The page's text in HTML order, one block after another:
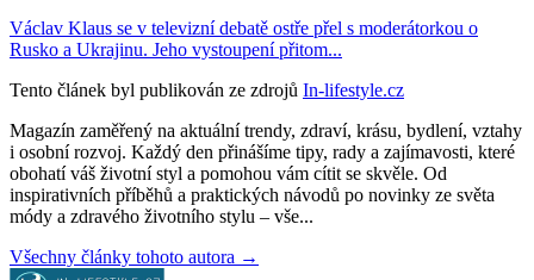
Václav Klaus se v televizní debatě ostře přel s moderátorkou o
Rusko a Ukrajinu. Jeho vystoupení přitom...
Tento článek byl publikován ze zdrojů In-lifestyle.cz
Magazín zaměřený na aktuální trendy, zdraví, krásu, bydlení, vztahy
i osobní rozvoj. Každý den přinášíme tipy, rady a zajímavosti, které
obohatí váš životní styl a pomohou vám cítit se skvěle. Od
inspirativních příběhů a praktických návodů po novinky ze světa
módy a zdravého životního stylu – vše...
Všechny články tohoto autora →